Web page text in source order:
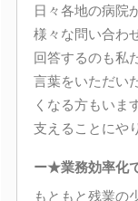
日々各地の病院
様々な問い合わ
回答するのも私
言葉をいただい
くなる方もいま
支えることにや
ー★業務効率化
もともと残業の